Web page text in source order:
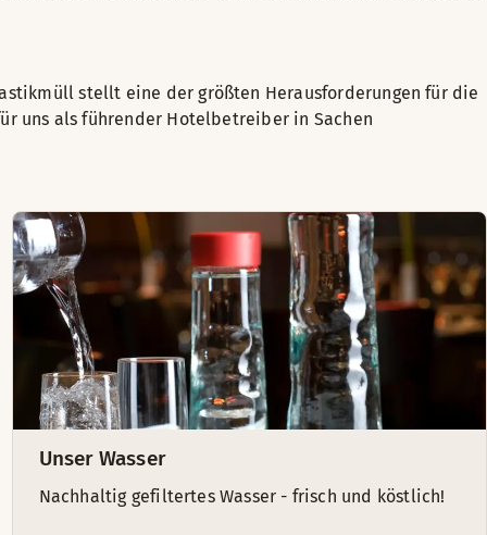
stellt eine der größten Herausforderungen für die
uns als führender Hotelbetreiber in Sachen
Unser Wasser
Nachhaltig gefiltertes Wasser - frisch und köstlich!